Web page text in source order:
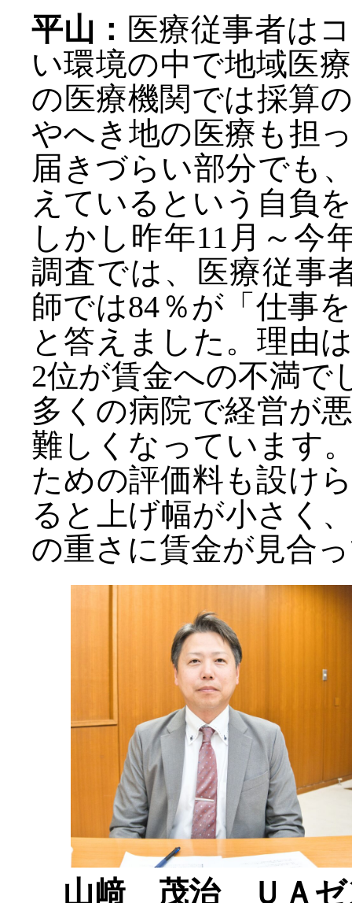
平山： 医療従事者は
い環境の中で地域医
の医療機関では採算
やへき地の医療も担
届きづらい部分でも
えているという自負
しかし昨年11月～今
調査では、医療従事
師では84％が「仕事
と答えました。理由
2位が賃金への不満で
多くの病院で経営が
難しくなっています
ための評価料も設け
ると上げ幅が小さく
の重さに賃金が見合
山﨑 茂治 ＵＡゼ